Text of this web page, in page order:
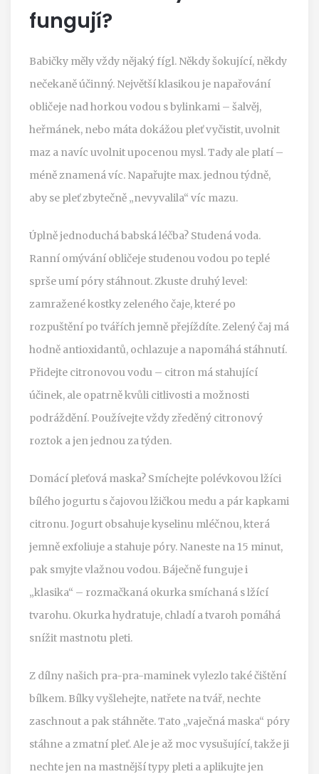
fungují?
Babičky měly vždy nějaký fígl. Někdy šokující, někdy
nečekaně účinný. Největší klasikou je napařování
obličeje nad horkou vodou s bylinkami – šalvěj,
heřmánek, nebo máta dokážou pleť vyčistit, uvolnit
maz a navíc uvolnit upocenou mysl. Tady ale platí –
méně znamená víc. Napařujte max. jednou týdně,
aby se pleť zbytečně „nevyvalila“ víc mazu.
Úplně jednoduchá babská léčba? Studená voda.
Ranní omývání obličeje studenou vodou po teplé
sprše umí póry stáhnout. Zkuste druhý level:
zamražené kostky zeleného čaje, které po
rozpuštění po tvářích jemně přejíždíte. Zelený čaj má
hodně antioxidantů, ochlazuje a napomáhá stáhnutí.
Přidejte citronovou vodu – citron má stahující
účinek, ale opatrně kvůli citlivosti a možnosti
podráždění. Používejte vždy zředěný citronový
roztok a jen jednou za týden.
Domácí pleťová maska? Smíchejte polévkovou lžíci
bílého jogurtu s čajovou lžičkou medu a pár kapkami
citronu. Jogurt obsahuje kyselinu mléčnou, která
jemně exfoliuje a stahuje póry. Naneste na 15 minut,
pak smyjte vlažnou vodou. Báječně funguje i
„klasika“ – rozmačkaná okurka smíchaná s lžící
tvarohu. Okurka hydratuje, chladí a tvaroh pomáhá
snížit mastnotu pleti.
Z dílny našich pra-pra-maminek vylezlo také čištění
bílkem. Bílky vyšlehejte, natřete na tvář, nechte
zaschnout a pak stáhněte. Tato „vaječná maska“ póry
stáhne a zmatní pleť. Ale je až moc vysušující, takže ji
nechte jen na mastnější typy pleti a aplikujte jen